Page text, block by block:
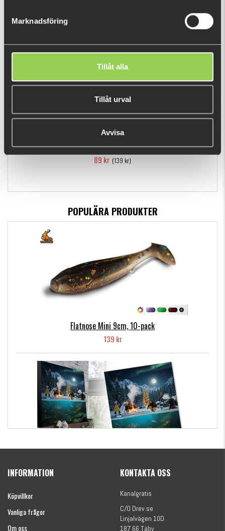
Marknadsföring
Tillåt alla
Tillåt urval
Avvisa
Shiver, 22cm, 27gr, Glamour - 4-pack
89 kr (139 kr)
Fåtal kvar
POPULÄRA PRODUKTER
Flatnose Mini 9cm, 10-pack
139 kr
(julkalender)
INFORMATION
Köpvillkor
Vanliga frågor
Om oss
KONTAKTA OSS
Kanalgratis
C/O Drev.se
Linjalvägen 10D
187 66 Täby